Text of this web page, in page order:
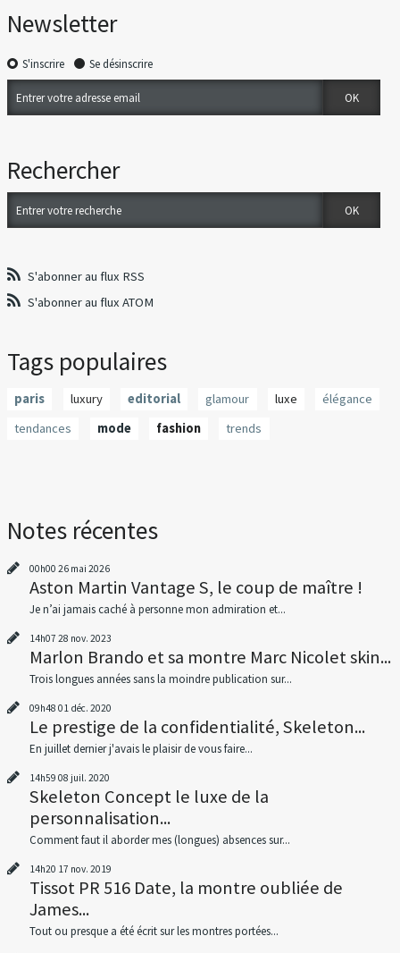
Newsletter
S'inscrire Se désinscrire
Rechercher
S'abonner au flux RSS
S'abonner au flux ATOM
Tags populaires
paris luxury editorial glamour luxe
élégance
tendances
mode fashion trends
Notes récentes
00h00 26 mai 2026
Aston Martin Vantage S, le coup de maître !
Je n’ai jamais caché à personne mon admiration et...
14h07 28 nov. 2023
Marlon Brando et sa montre Marc Nicolet skin...
Trois longues années sans la moindre publication sur...
09h48 01 déc. 2020
Le prestige de la confidentialité, Skeleton...
En juillet dernier j'avais le plaisir de vous faire...
14h59 08 juil. 2020
Skeleton Concept le luxe de la
personnalisation...
Comment faut il aborder mes (longues) absences sur...
14h20 17 nov. 2019
Tissot PR 516 Date, la montre oubliée de
James...
Tout ou presque a été écrit sur les montres portées...